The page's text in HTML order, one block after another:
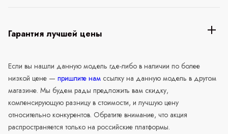
Гарантия лучшей цены
Если вы нашли данную модель где-либо в наличии по более
низкой цене — пришлите нам ссылку на данную модель в другом
магазине. Мы будем рады предложить вам скидку,
компенсирующую разницу в стоимости, и лучшую цену
относительно конкурентов. Обратите внимание, что акция
распространяется только на российские платформы.